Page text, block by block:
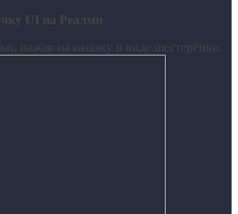
UI на Реалми
нажав на иконку в виде шестерёнки.